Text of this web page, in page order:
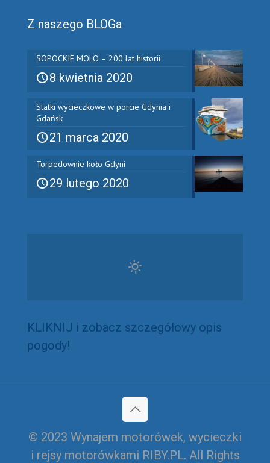
Z naszego BLOGa
SOPOCKIE MOLO – 200 lat historii
8 kwietnia 2020
Statki wycieczkowe w porcie Gdynia i
Gdańsk
21 marca 2020
Torpedownie koło Gdyni
29 lutego 2020
KLIKNIJ i zobacz szczegółowy opis
pogody!
© 2023 Wynajem motorówek, wycieczki
i rejsy motorówkami RIBY.PL. All Rights